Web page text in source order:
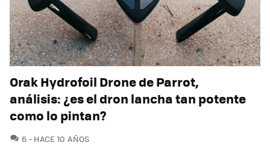
Orak Hydrofoil Drone de Parrot,
análisis: ¿es el dron lancha tan potente
como lo pintan?
6 COMENTARIOS
HACE 10 AÑOS